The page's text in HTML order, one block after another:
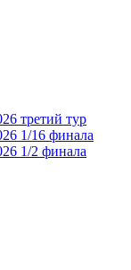
третий тур
1/16 финала
1/2 финала